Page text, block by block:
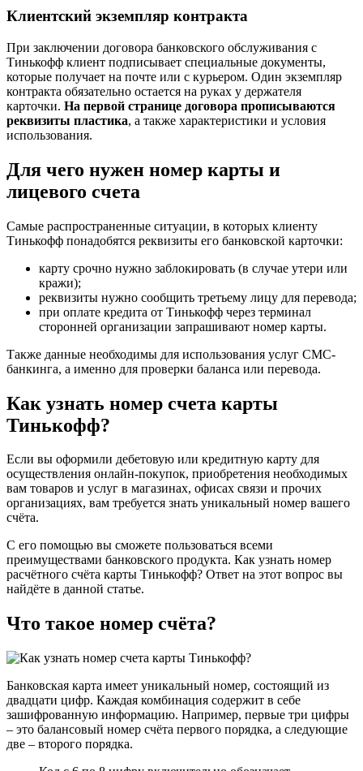
Клиентский экземпляр контракта
При заключении договора банковского обслуживания с
Тинькофф клиент подписывает специальные документы,
которые получает на почте или с курьером. Один экземпляр
контракта обязательно остается на руках у держателя
карточки. На первой странице договора прописываются
реквизиты пластика, а также характеристики и условия
использования.
Для чего нужен номер карты и
лицевого счета
Самые распространенные ситуации, в которых клиенту
Тинькофф понадобятся реквизиты его банковской карточки:
карту срочно нужно заблокировать (в случае утери или
кражи);
реквизиты нужно сообщить третьему лицу для перевода;
при оплате кредита от Тинькофф через терминал
сторонней организации запрашивают номер карты.
Также данные необходимы для использования услуг СМС-
банкинга, а именно для проверки баланса или перевода.
Как узнать номер счета карты
Тинькофф?
Если вы оформили дебетовую или кредитную карту для
осуществления онлайн-покупок, приобретения необходимых
вам товаров и услуг в магазинах, офисах связи и прочих
организациях, вам требуется знать уникальный номер вашего
счёта.
С его помощью вы сможете пользоваться всеми
преимуществами банковского продукта. Как узнать номер
расчётного счёта карты Тинькофф? Ответ на этот вопрос вы
найдёте в данной статье.
Что такое номер счёта?
Банковская карта имеет уникальный номер, состоящий из
двадцати цифр. Каждая комбинация содержит в себе
зашифрованную информацию. Например, первые три цифры
– это балансовый номер счёта первого порядка, а следующие
две – второго порядка.